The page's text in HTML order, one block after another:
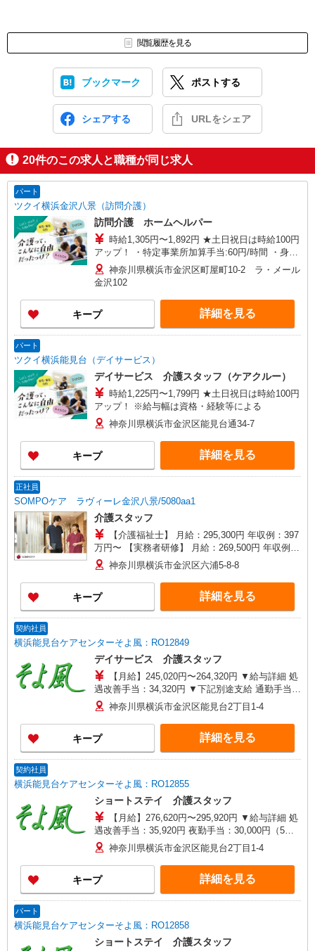
閲覧履歴を見る
ブックマーク ポストする
シェアする URLをシェア
20件のこの求人と職種が同じ求人
パート
ツクイ横浜金沢八景（訪問介護）
訪問介護 ホームヘルパー
時給1,305円〜1,892円 ★土日祝日は時給100円
アップ！ ・特定事業所加算手当:60円/時間 ・身体
介護手当:500円/時間 ・早朝夜間深夜手当:300円/
時間 （18:00〜翌07:59の時間帯） ・ICT手
当:2,000円/月 ・深夜割増は別途支給 ・ケア→ケ
アの移動時間も賃金（時給）を支給 ※給与幅は資
格・経験等による
神奈川県横浜市金沢区町屋町10-2 ラ・メール
金沢102
キープ 詳細を見る
パート
ツクイ横浜能見台（デイサービス）
デイサービス 介護スタッフ（ケアクルー）
時給1,225円〜1,799円 ★土日祝日は時給100円
アップ！ ※給与幅は資格・経験等による
神奈川県横浜市金沢区能見台通34-7
キープ 詳細を見る
正社員
SOMPOケア ラヴィーレ金沢八景/5080aa1
介護スタッフ
【介護福祉士】 月給：295,300円 年収例：397
万円〜 【実務者研修】 月給：269,500円 年収例：
364万円〜 【初任者研修・無資格】 月給：
259,800円 年収例：351万円〜 ※職務手当、働き
がい向上手当、日祝手当（月平均2回分）、夜勤手
当（月平均5回分）等、毎月平均的に支払われる手
当を含みます。 ※介護福祉士のみ、特別職務手当
分〜） ◎賞与 基本給2.08ヶ月分/年支給
神奈川県横浜市金沢区六浦5-8-8
キープ 詳細を見る
契約社員
横浜能見台ケアセンターそよ風：RO12849
デイサービス 介護スタッフ
【月給】245,020円〜264,320円 ▼給与詳細 処
遇改善手当：34,320円 ▼下記別途支給 通勤手当
年末年始手当：380円/時 寸志あり：年2回（6月・
12月） ※業績による 特別報酬：平均33.8万円（最
高額130万円） ※2025年6月支給実績 ※処遇改善
手当は試用期間中(3ヶ月)は支給なし
神奈川県横浜市金沢区能見台2丁目1-4
キープ 詳細を見る
契約社員
横浜能見台ケアセンターそよ風：RO12855
ショートステイ 介護スタッフ
【月給】276,620円〜295,920円 ▼給与詳細 処
遇改善手当：35,920円 夜勤手当：30,000円（5回
分） ※6回目以降は1回6,000円支給 ▼下記別途支
給 通勤手当 年末年始手当：380円/時 寸志あり：
年2回（6月・12月） ※業績による 特別報酬：平
均34.1万円（最高額135万円） ※2025年6月支給実
績 ※処遇改善手当は試用期間中(3ヶ月)は支給なし
神奈川県横浜市金沢区能見台2丁目1-4
キープ 詳細を見る
パート
横浜能見台ケアセンターそよ風：RO12858
ショートステイ 介護スタッフ